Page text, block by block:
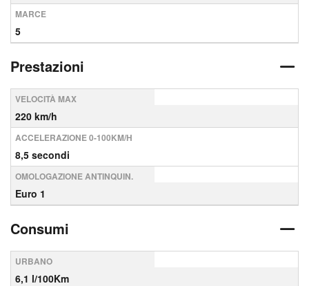
MARCE
5
Prestazioni
VELOCITÀ MAX
220 km/h
ACCELERAZIONE 0-100KM/H
8,5 secondi
OMOLOGAZIONE ANTINQUIN.
Euro 1
Consumi
URBANO
6,1 l/100Km